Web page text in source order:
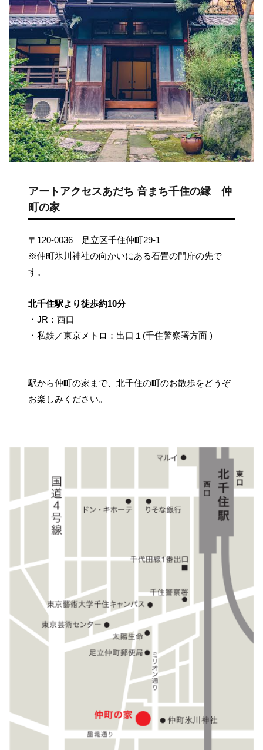
アートアクセスあだち 音まち千住の縁 仲
町の家
〒120-0036 足立区千住仲町29-1
※仲町氷川神社の向かいにある石畳の門扉の先で
す。
北千住駅より徒歩約10分
・JR：西口
・私鉄／東京メトロ：出口１(千住警察署方面 )
駅から仲町の家まで、北千住の町のお散歩をどうぞ
お楽しみください。